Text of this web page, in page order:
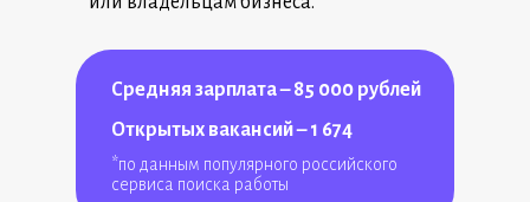
*по данным популярного российского
сервиса поиска работы
Средняя зарплата – 85 000 рублей
Открытых вакансий – 1 674